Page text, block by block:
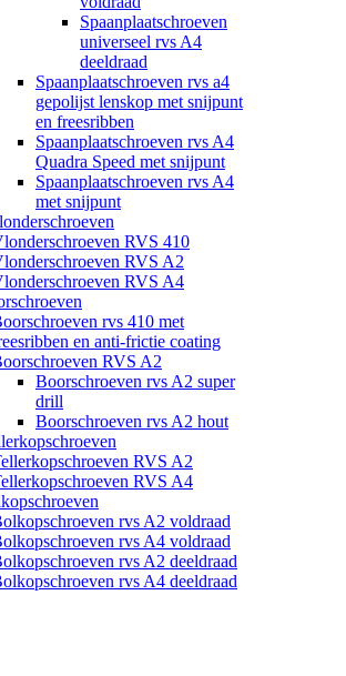
Spaanplaatschroeven
universeel rvs A4
deeldraad
Spaanplaatschroeven rvs a4
gepolijst lenskop met snijpunt
en freesribben
Spaanplaatschroeven rvs A4
Quadra Speed met snijpunt
Spaanplaatschroeven rvs A4
met snijpunt
RVS 410
RVS A2
RVS A4
rvs 410 met
en anti-frictie coating
RVS A2
Boorschroeven rvs A2 super
drill
Boorschroeven rvs A2 hout
RVS A2
RVS A4
rvs A2 voldraad
rvs A4 voldraad
rvs A2 deeldraad
rvs A4 deeldraad